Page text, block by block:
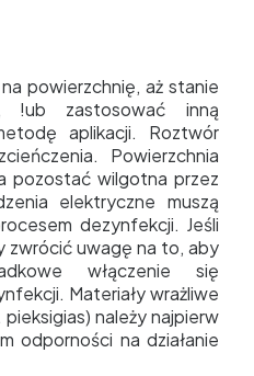
powierzchnię, aż stanie
!ub zastosować inną
aplikacji. Roztwór
Powierzchnia
pozostać wilgotna przez
elektryczne muszą
dezynfekcji. Jeśli
zwrócić uwagę na to, aby
włączenie się
Materiały wrażliwe
pieksigias) należy najpierw
odporności na działanie